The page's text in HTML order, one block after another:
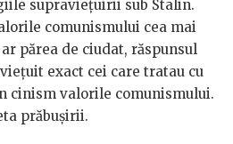
supraviețuirii sub Stalin.
comunismului cea mai
părea de ciudat, răspunsul
exact cei care tratau cu
cinism valorile comunismului.
prăbușirii.